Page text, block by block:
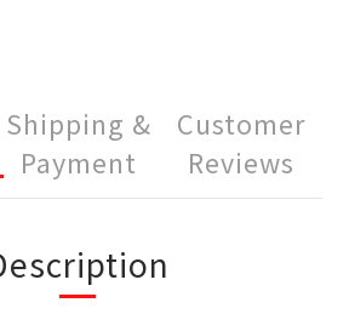
Shipping &
Payment
Customer
Reviews